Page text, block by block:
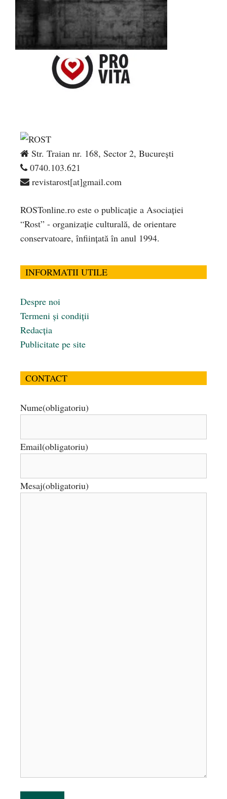
Str. Traian nr. 168, Sector 2, București
0740.103.621
revistarost[at]gmail.com
ROSTonline.ro este o publicaţie a Asociaţiei
“Rost” - organizaţie culturală, de orientare
conservatoare, înfiinţată în anul 1994.
INFORMATII UTILE
Despre noi
Termeni și condiții
Redacția
Publicitate pe site
CONTACT
Nume(obligatoriu)
Email(obligatoriu)
Mesaj(obligatoriu)